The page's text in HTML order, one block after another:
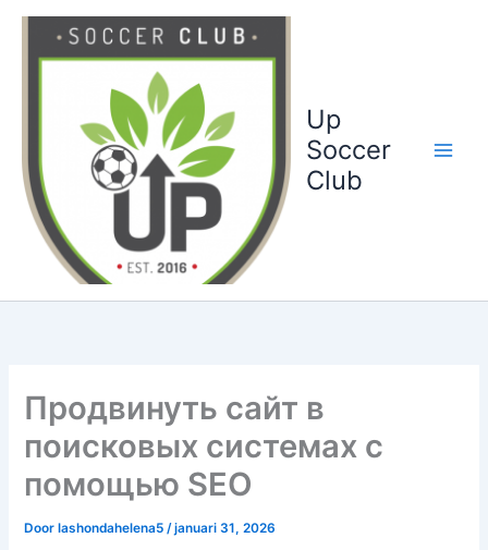
Up
Soccer
Club
Продвинуть сайт в
поисковых системах с
помощью SEO
Door lashondahelena5/januari 31, 2026